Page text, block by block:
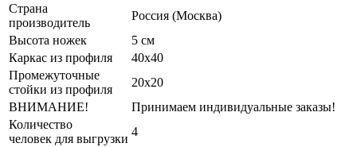
Страна
производитель
Россия (Москва)
Высота ножек
5 см
Каркас из профиля
40х40
Промежуточные
стойки из профиля
20х20
ВНИМАНИЕ!
Принимаем индивидуальные заказы!
Количество
человек для выгрузки
4